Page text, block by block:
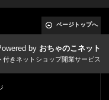
ページトップへ
by おちゃのこネット
きネットショップ開業サービス